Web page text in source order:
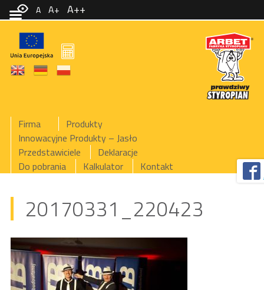
Firma
Produkty
Innowacyjne Produkty – Jasło
Przedstawiciele
Deklaracje
Do pobrania
Kalkulator Kontakt
20170331_220423
A A+ A++